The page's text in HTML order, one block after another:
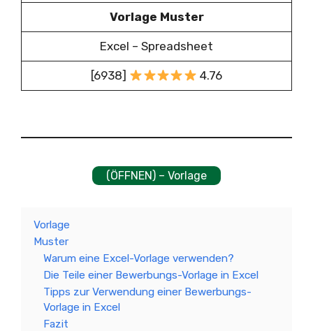
Vorlage Muster
Excel – Spreadsheet
[6938] 4.76
(ÖFFNEN) – Vorlage
Vorlage
Muster
Warum eine Excel-Vorlage verwenden?
Die Teile einer Bewerbungs-Vorlage in Excel
Tipps zur Verwendung einer Bewerbungs-
Vorlage in Excel
Fazit